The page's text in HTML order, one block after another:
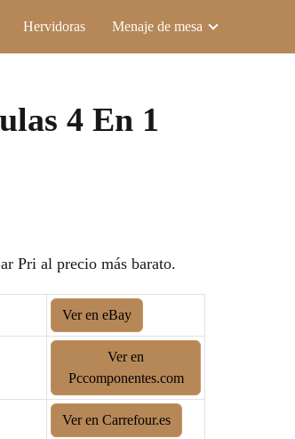
Hervidoras Menaje de mesa
4 En 1
Pri al precio más barato.
Ver en eBay
Ver en
Pccomponentes.com
Ver en Carrefour.es